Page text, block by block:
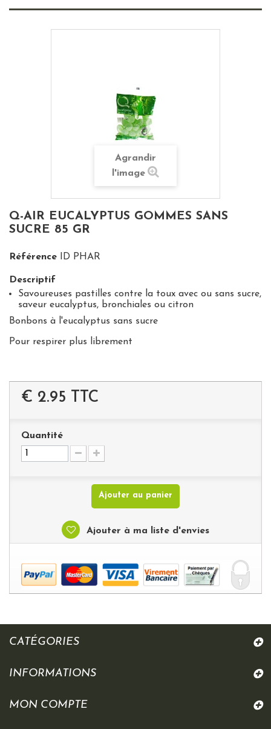
Agrandir
l'image
Q-AIR EUCALYPTUS GOMMES SANS
SUCRE 85 GR
Référence ID PHAR
Descriptif
Savoureuses pastilles contre la toux avec ou sans sucre,
saveur eucalyptus, bronchiales ou citron
Bonbons à l'eucalyptus sans sucre
Pour respirer plus librement
€ 2.95 TTC
Quantité
Ajouter au panier
Ajouter à ma liste d'envies
CATÉGORIES
INFORMATIONS
MON COMPTE